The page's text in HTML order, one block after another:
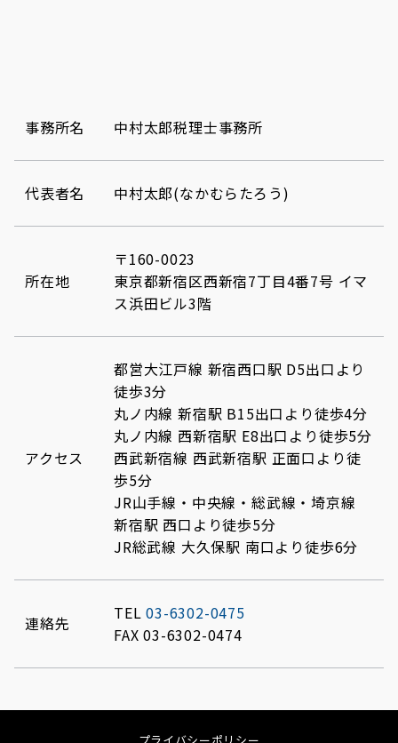
事務所名 中村太郎税理士事務所
代表者名 中村太郎(なかむらたろう)
所在地
〒160-0023
東京都新宿区西新宿7丁目4番7号 イマ
ス浜田ビル3階
アクセス
都営大江戸線 新宿西口駅 D5出口より
徒歩3分
丸ノ内線 新宿駅 B15出口より徒歩4分
丸ノ内線 西新宿駅 E8出口より徒歩5分
西武新宿線 西武新宿駅 正面口より徒
歩5分
JR山手線・中央線・総武線・埼京線
新宿駅 西口より徒歩5分
JR総武線 大久保駅 南口より徒歩6分
連絡先 TEL03-6302-0475
FAX 03-6302-0474